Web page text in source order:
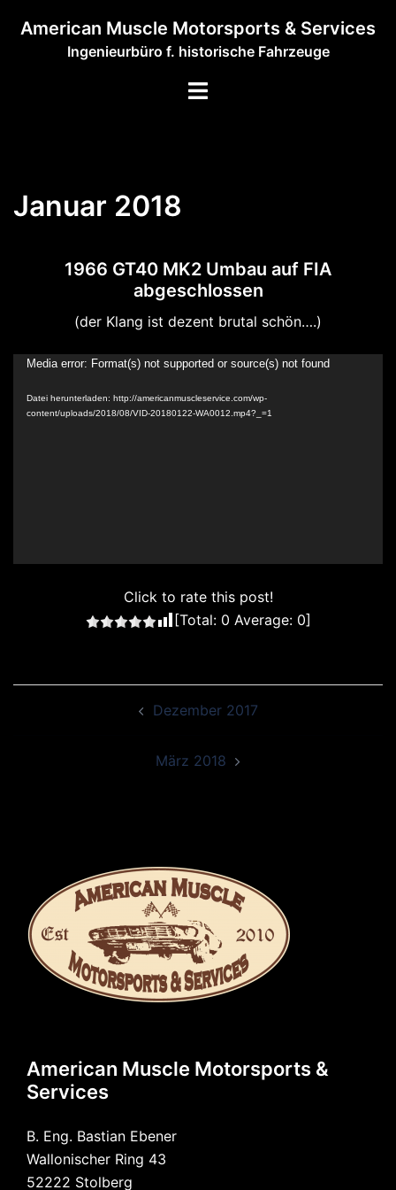
InhaltAmerican Muscle Motorsports & Services
Ingenieurbüro f. historische Fahrzeuge
Menü
Januar 2018
1966 GT40 MK2 Umbau auf FIA
abgeschlossen
(der Klang ist dezent brutal schön….)
Video-
Media error: Format(s) not supported or source(s) not found
Datei herunterladen: http://americanmuscleservice.com/wp-
content/uploads/2018/08/VID-20180122-WA0012.mp4?_=1
Click to rate this post!
[Total: 0 Average: 0]
Dezember 2017
März 2018
American Muscle Motorsports &
Services
B. Eng. Bastian Ebener
Wallonischer Ring 43
52222 Stolberg